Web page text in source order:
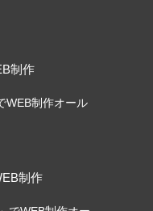
制作
WEB制作オール
制作